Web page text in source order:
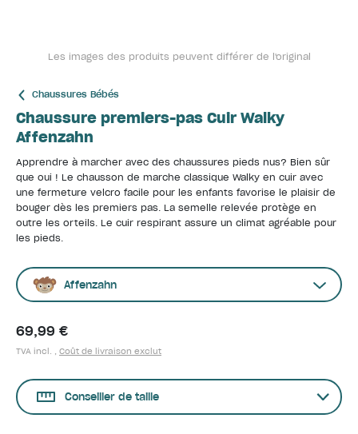
Les images des produits peuvent différer de l'original
Chaussures Bébés
Chaussure premiers-pas Cuir Walky
Affenzahn
Apprendre à marcher avec des chaussures pieds nus? Bien sûr
que oui ! Le chausson de marche classique Walky en cuir avec
une fermeture velcro facile pour les enfants favorise le plaisir de
bouger dès les premiers pas. La semelle relevée protège en
outre les orteils. Le cuir respirant assure un climat agréable pour
les pieds.
Affenzahn
69,99 €
TVA incl. , Coût de livraison exclut
Conseiller de taille